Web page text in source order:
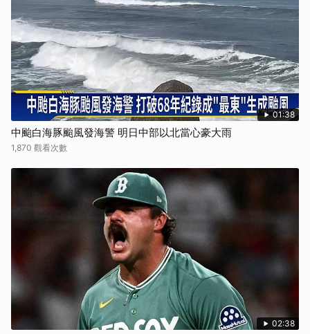
01:38
中颱白海豚颱風發海警 明日中部以北當心豪大雨
1,870 觀看次數
02:38